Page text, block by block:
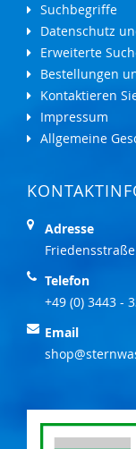
Suchbegriffe
Datenschutz
Erweiterte
Bestellungen
Kontaktieren
Impressum
Allgemeine
Adresse
Telefon
+49 (0) 3443 -
Email